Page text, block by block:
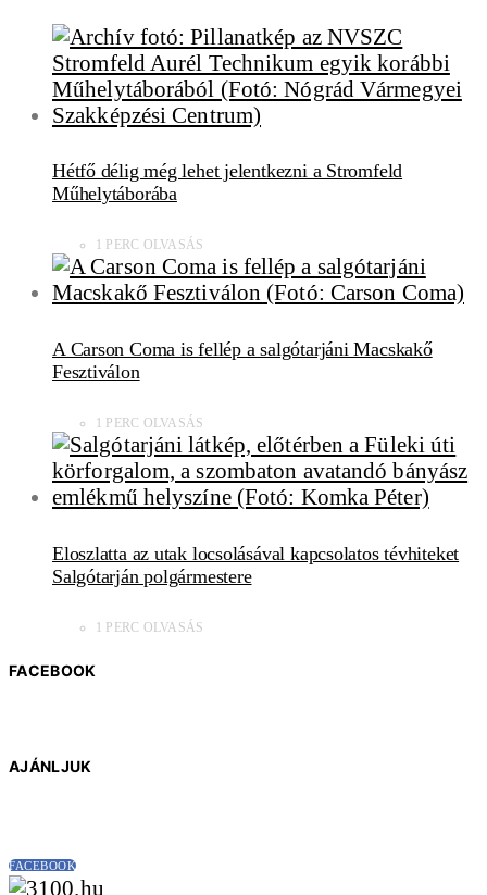
Hétfő délig még lehet jelentkezni a Stromfeld
Műhelytáborába
1 PERC OLVASÁS
A Carson Coma is fellép a salgótarjáni Macskakő
Fesztiválon
1 PERC OLVASÁS
Eloszlatta az utak locsolásával kapcsolatos tévhiteket
Salgótarján polgármestere
1 PERC OLVASÁS
FACEBOOK
AJÁNLJUK
FACEBOOK